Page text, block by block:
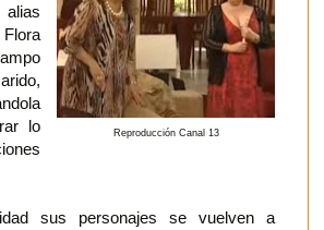
Reproducción Canal 13
lo
sus personajes se vuelven a